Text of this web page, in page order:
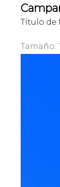
Título de
Tamaño: